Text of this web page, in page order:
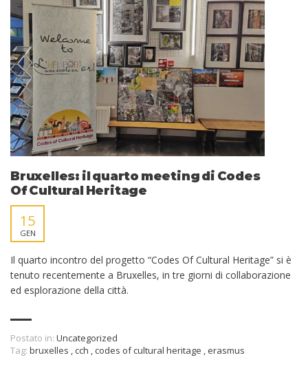
Bruxelles: il quarto meeting di Codes
Of Cultural Heritage
15
GEN
Il quarto incontro del progetto “Codes Of Cultural Heritage” si è
tenuto recentemente a Bruxelles, in tre giorni di collaborazione
ed esplorazione della città.
Postato in: Uncategorized
Tag: bruxelles ,cch ,codes of cultural heritage , erasmus